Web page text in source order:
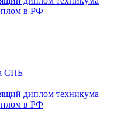
в РФ
СПБ
диплом техникума
в РФ